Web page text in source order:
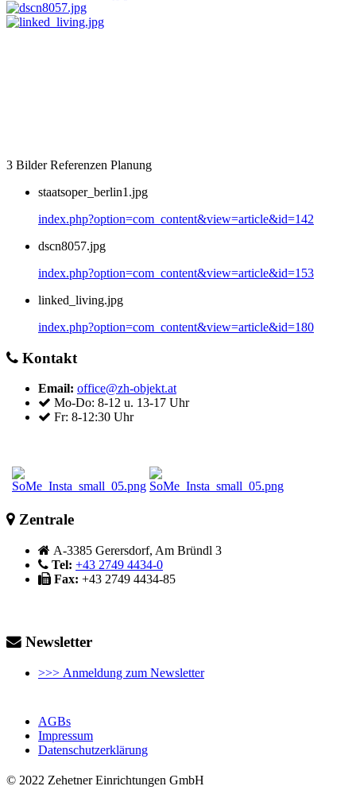
3 Bilder Referenzen Planung
staatsoper_berlin1.jpg
index.php?option=com_content&view=article&id=142
dscn8057.jpg
index.php?option=com_content&view=article&id=153
linked_living.jpg
index.php?option=com_content&view=article&id=180
Kontakt
Email: office@zh-objekt.at
Mo-Do: 8-12 u. 13-17 Uhr
Fr: 8-12:30 Uhr
Zentrale
A-3385 Gerersdorf, Am Bründl 3
Tel: +43 2749 4434-0
Fax: +43 2749 4434-85
Newsletter
>>> Anmeldung zum Newsletter
AGBs
Impressum
Datenschutzerklärung
© 2022 Zehetner Einrichtungen GmbH